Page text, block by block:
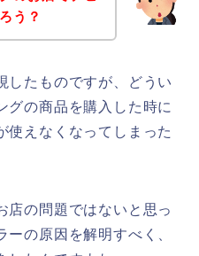
う？
したものですが、どうい
グの商品を購入した時に
使えなくなってしまった
店の問題ではないと思っ
の原因を解明すべく、